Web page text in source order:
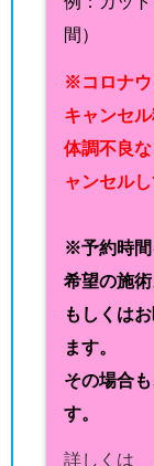
間）
※コロナウ
キャンセ
体調不良
ャンセル
※予約時間
希望の施
もしくは
ます。
その場合
す。
詳しく